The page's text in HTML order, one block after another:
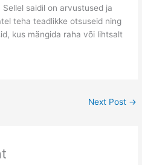
saidil on arvustused ja
teha teadlikke otsuseid ning
kus mängida raha või lihtsalt
Next Post →